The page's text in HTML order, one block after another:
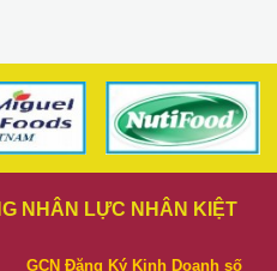
NHÂN LỰC NHÂN KIỆT
GCN Đăng Ký Kinh Doanh số